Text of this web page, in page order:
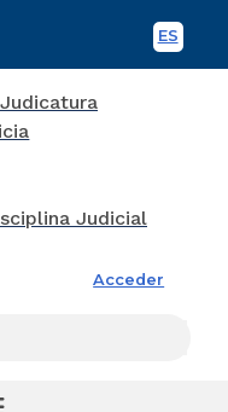
ES
Acceder